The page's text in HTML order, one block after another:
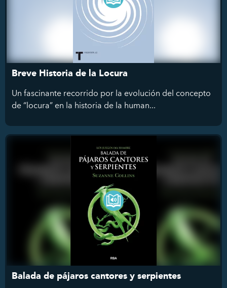
Breve Historia de la Locura
Un fascinante recorrido por la evolución del concepto
de “locura” en la historia de la human...
Balada de pájaros cantores y serpientes